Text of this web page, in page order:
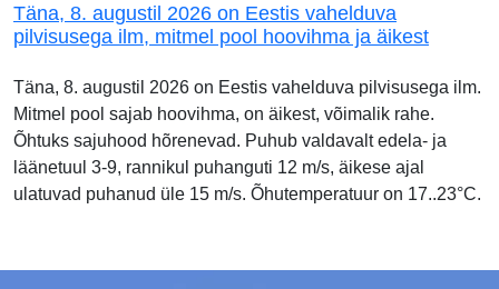
Täna, 8. augustil 2026 on Eestis vahelduva
pilvisusega ilm, mitmel pool hoovihma ja äikest
Täna, 8. augustil 2026 on Eestis vahelduva pilvisusega ilm.
Mitmel pool sajab hoovihma, on äikest, võimalik rahe.
Õhtuks sajuhood hõrenevad. Puhub valdavalt edela- ja
läänetuul 3-9, rannikul puhanguti 12 m/s, äikese ajal
ulatuvad puhanud üle 15 m/s. Õhutemperatuur on 17..23°C.